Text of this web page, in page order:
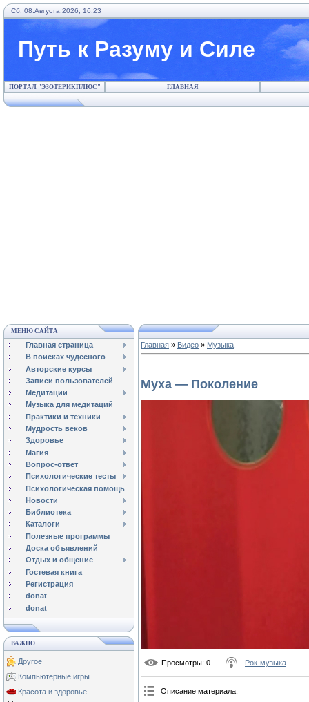
Сб, 08.Августа.2026, 16:23
Путь к Разуму и Силе
ПОРТАЛ "ЭЗОТЕРИКПЛЮС" ГЛАВНАЯ
МЕНЮ САЙТА
Главная страница
В поисках чудесного
Авторские курсы
Записи пользователей
Медитации
Музыка для медитаций
Практики и техники
Мудрость веков
Здоровье
Магия
Вопрос-ответ
Психологические тесты
Психологическая помощь
Новости
Библиотека
Каталоги
Полезные программы
Доска объявлений
Отдых и общение
Гостевая книга
Регистрация
donat
donat
ВАЖНО
Другое
Компьютерные игры
Красота и здоровье
Главная » Видео » Музыка
Муха — Поколение
Просмотры: 0 Рок-музыка
Описание материала: